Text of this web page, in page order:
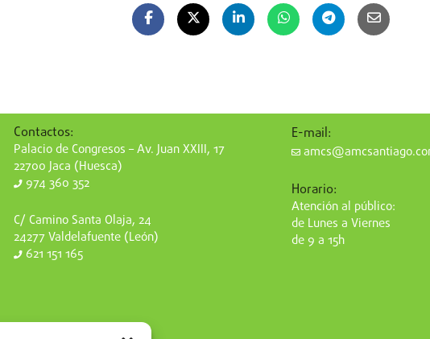
Contactos:
Palacio de Congresos – Av. Juan XXIII, 17
22700 Jaca (Huesca)
974 360 352
C/ Camino Santa Olaja, 24
24277 Valdelafuente (León)
621 151 165
E-mail:
Horario:
Atención al público:
de Lunes a Viernes
de 9 a 15h